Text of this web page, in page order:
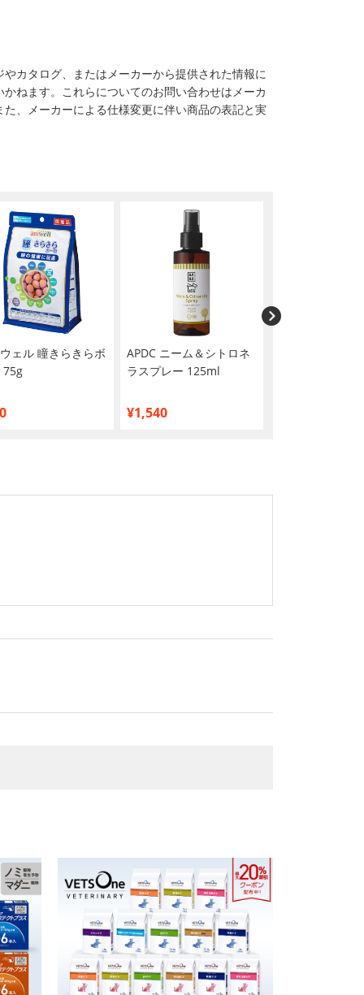
カタログ、またはメーカーから提供された情報に
ねます。これらについてのお問い合わせはメーカ
、メーカーによる仕様変更に伴い商品の表記と実
ェル 瞳きらきらボ
75g
APDC ニーム＆シトロネ
ラスプレー 125ml
¥1,540